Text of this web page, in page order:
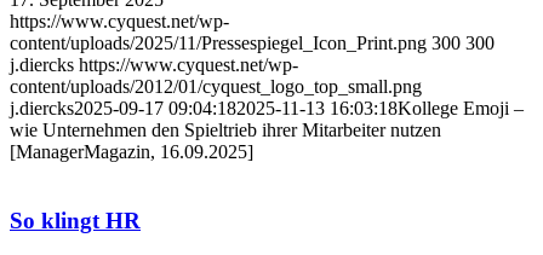
https://www.cyquest.net/wp-
content/uploads/2025/11/Pressespiegel_Icon_Print.png 300 300
j.diercks https://www.cyquest.net/wp-
content/uploads/2012/01/cyquest_logo_top_small.png
j.diercks2025-09-17 09:04:182025-11-13 16:03:18Kollege Emoji –
wie Unternehmen den Spieltrieb ihrer Mitarbeiter nutzen
[ManagerMagazin, 16.09.2025]
So klingt HR